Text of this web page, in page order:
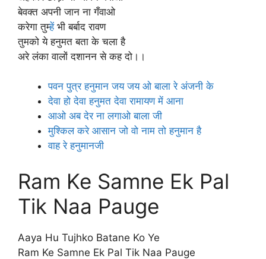
बेवक्त अपनी जान ना गँवाओ
करेगा तुम्हें भी बर्बाद रावण
तुमको ये हनुमत बता के चला है
अरे लंका वालों दशानन से कह दो।।
पवन पुत्र हनुमान जय जय ओ बाला रे अंजनी के
देवा हो देवा हनुमत देवा रामायण में आना
आओ अब देर ना लगाओ बाला जी
मुश्किल करे आसान जो वो नाम तो हनुमान है
वाह रे हनुमानजी
Ram Ke Samne Ek Pal
Tik Naa Pauge
Aaya Hu Tujhko Batane Ko Ye
Ram Ke Samne Ek Pal Tik Naa Pauge